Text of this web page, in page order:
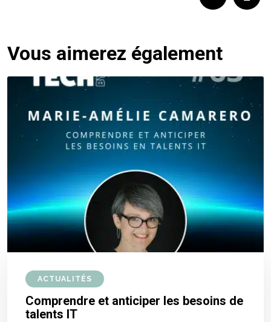
Vous aimerez également
ACTUALITÉS
Comprendre et anticiper les besoins de
talents IT